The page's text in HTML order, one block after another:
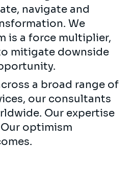
navigate and
We
is a force multiplier,
mitigate downside
a broad range of
our consultants
Our expertise
optimism